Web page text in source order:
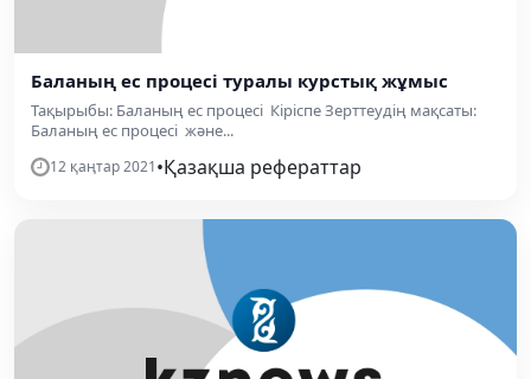
Баланың ес процесі туралы курстық жұмыс
Тақырыбы: Баланың ес процесі Кіріспе Зерттеудің мақсаты:
Баланың ес процесі және...
12 қаңтар 2021•Қазақша рефераттар